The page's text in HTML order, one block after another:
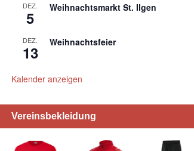
DEZ.
5
Weihnachtsmarkt St. Ilgen
DEZ.
13
Weihnachtsfeier
Kalender anzeigen
Vereinsbekleidung